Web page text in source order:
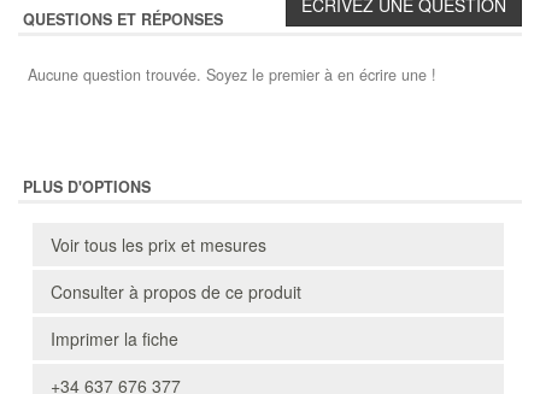
QUESTIONS ET RÉPONSES
Aucune question trouvée. Soyez le premier à en écrire une !
PLUS D'OPTIONS
Voir tous les prix et mesures
Consulter à propos de ce produit
Imprimer la fiche
+34 637 676 377